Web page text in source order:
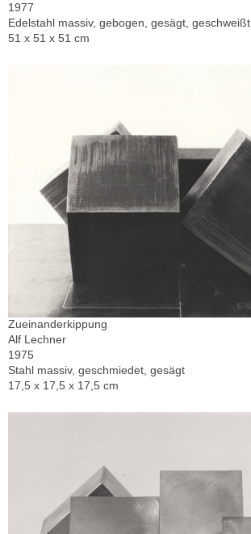
1977
Edelstahl massiv, gebogen, gesägt, geschweißt
51 x 51 x 51 cm
Zueinanderkippung
Alf Lechner
1975
Stahl massiv, geschmiedet, gesägt
17,5 x 17,5 x 17,5 cm